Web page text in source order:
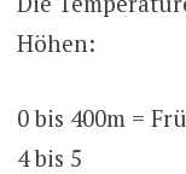
Höhen:
0 bis 400m =
4 bis 5